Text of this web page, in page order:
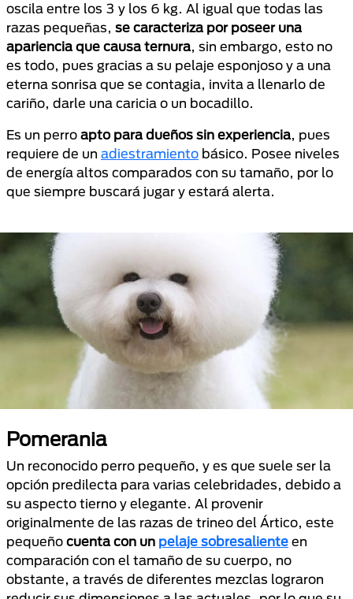
oscila entre los 3 y los 6 kg. Al igual que todas las
razas pequeñas, se caracteriza por poseer una
apariencia que causa ternura, sin embargo, esto no
es todo, pues gracias a su pelaje esponjoso y a una
eterna sonrisa que se contagia, invita a llenarlo de
cariño, darle una caricia o un bocadillo.
Es un perro apto para dueños sin experiencia, pues
requiere de un adiestramiento básico. Posee niveles
de energía altos comparados con su tamaño, por lo
que siempre buscará jugar y estará alerta.
Pomerania
Un reconocido perro pequeño, y es que suele ser la
opción predilecta para varias celebridades, debido a
su aspecto tierno y elegante. Al provenir
originalmente de las razas de trineo del Ártico, este
pequeño cuenta con un pelaje sobresaliente en
comparación con el tamaño de su cuerpo, no
obstante, a través de diferentes mezclas lograron